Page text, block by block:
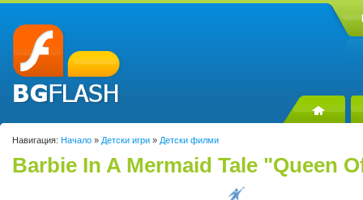
Навигация: Начало » Детски игри » Детски филми
Barbie In A Mermaid Tale "Queen